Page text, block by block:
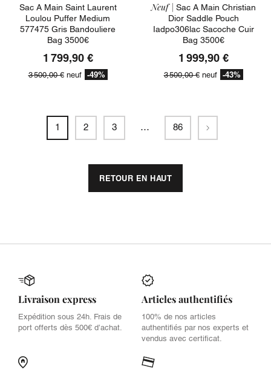
Sac A Main Saint Laurent
Loulou Puffer Medium
577475 Gris Bandouliere
Bag 3500€
1 799,90 €
3 500,00 €neuf -49%
Neuf | Sac A Main Christian
Dior Saddle Pouch
Iadpo306lac Sacoche Cuir
Bag 3500€
1 999,90 €
3 500,00 €neuf -43%
1 2 3 … 86 Suivant
RETOUR EN HAUT
Livraison express
Expédition sous 24h. Frais de
port offerts dès 500€ d’achat.
Articles authentifiés
100% de nos articles
authentifiés par nos experts et
vendus avec certificat.